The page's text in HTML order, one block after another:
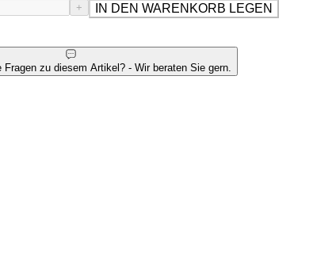
+
IN DEN WARENKORB LEGEN
Fragen zu diesem Artikel? - Wir beraten Sie gern.